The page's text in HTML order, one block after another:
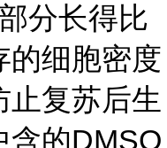
分长得比
的细胞密度
止复苏后生
含的DMSO